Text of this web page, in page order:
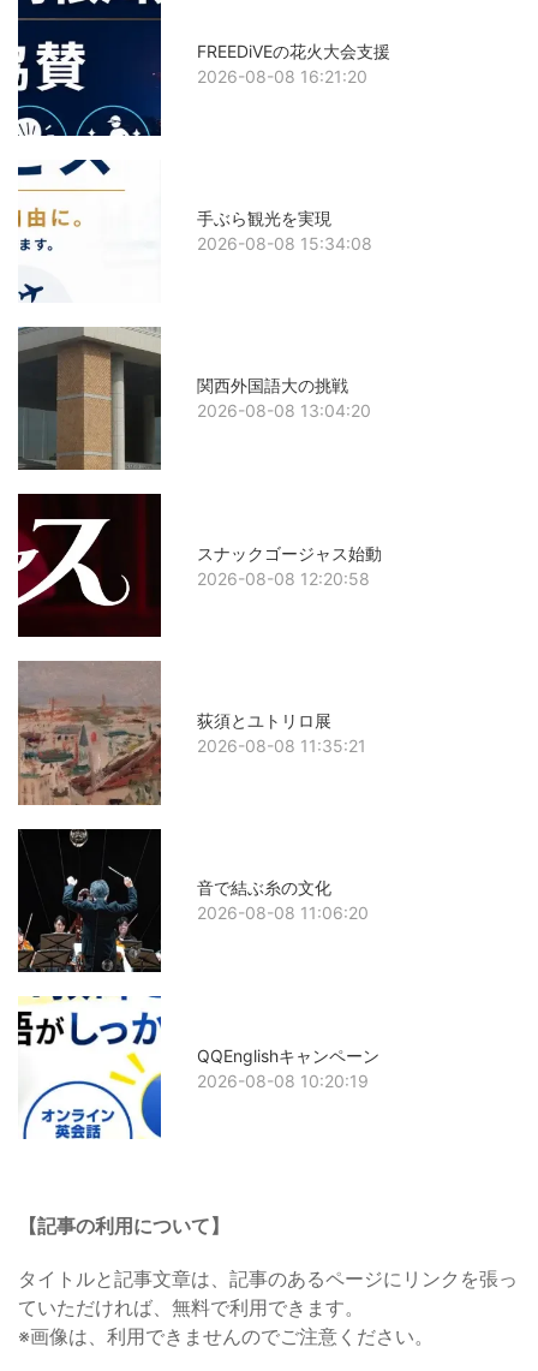
FREEDiVEの花火大会支援
2026-08-08 16:21:20
手ぶら観光を実現
2026-08-08 15:34:08
関西外国語大の挑戦
2026-08-08 13:04:20
スナックゴージャス始動
2026-08-08 12:20:58
荻須とユトリロ展
2026-08-08 11:35:21
音で結ぶ糸の文化
2026-08-08 11:06:20
QQEnglishキャンペーン
2026-08-08 10:20:19
【記事の利用について】
タイトルと記事文章は、記事のあるページにリンクを張っ
ていただければ、無料で利用できます。
※画像は、利用できませんのでご注意ください。